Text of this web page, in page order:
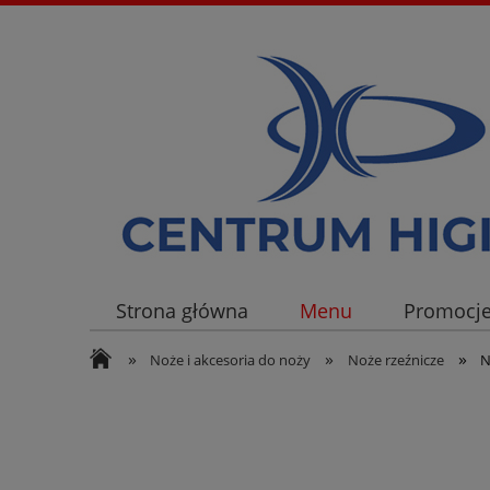
Strona główna Menu
» Noże i akcesoria do noży » Noże rzeźnicze »